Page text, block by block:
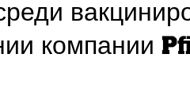
компании